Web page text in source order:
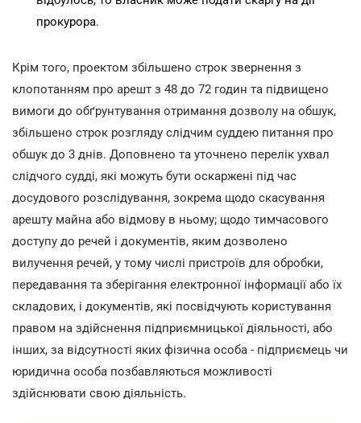
прокурора.
Крім того, проектом збільшено строк звернення з
клопотанням про арешт з 48 до 72 годин та підвищено
вимоги до обґрунтування отримання дозволу на обшук,
збільшено строк розгляду слідчим суддею питання про
обшук до 3 днів. Доповнено та уточнено перелік ухвал
слідчого судді, які можуть бути оскаржені під час
досудового розслідування, зокрема щодо скасування
арешту майна або відмову в ньому; щодо тимчасового
доступу до речей і документів, яким дозволено
вилучення речей, у тому числі пристроїв для обробки,
передавання та зберігання електронної інформації або їх
складових, і документів, які посвідчують користування
правом на здійснення підприємницької діяльності, або
інших, за відсутності яких фізична особа - підприємець чи
юридична особа позбавляються можливості
здійснювати свою діяльність.